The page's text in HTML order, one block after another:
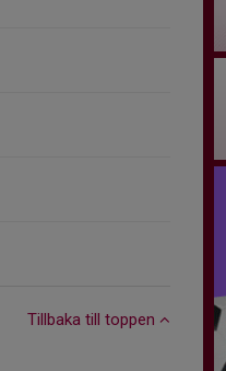
Tillbaka till toppen